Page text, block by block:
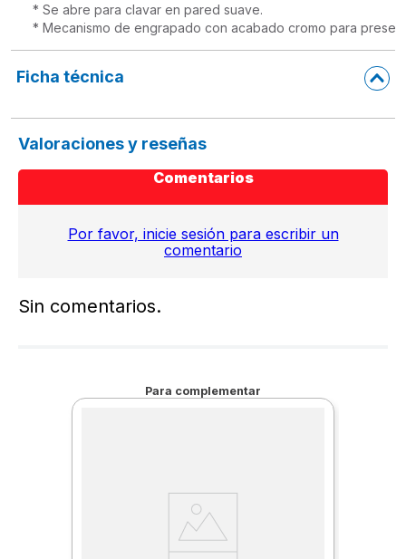
* Se abre para clavar en pared suave.
* Mecanismo de engrapado con acabado cromo para
Ficha técnica
Valoraciones y reseñas
Comentarios
Por favor, inicie sesión para escribir un
comentario
Sin comentarios.
Para complementar